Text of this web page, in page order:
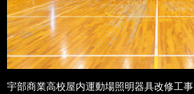
宇部商業高校屋内運動場照明器具改修工事